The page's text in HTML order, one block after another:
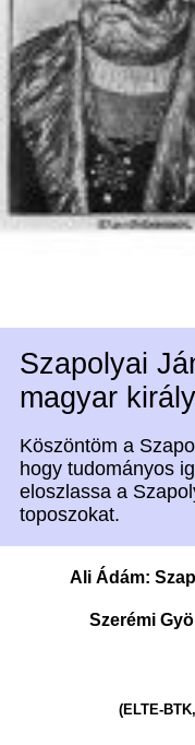
Szapolyai
magyar
Köszöntöm a
hogy tudományos
eloszlassa a
toposzokat.
Ali Ádám:
Szerémi
(ELTE-